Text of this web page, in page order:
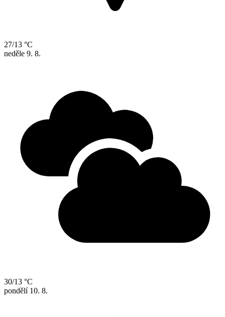
27/13 °C
neděle 9. 8.
30/13 °C
pondělí 10. 8.